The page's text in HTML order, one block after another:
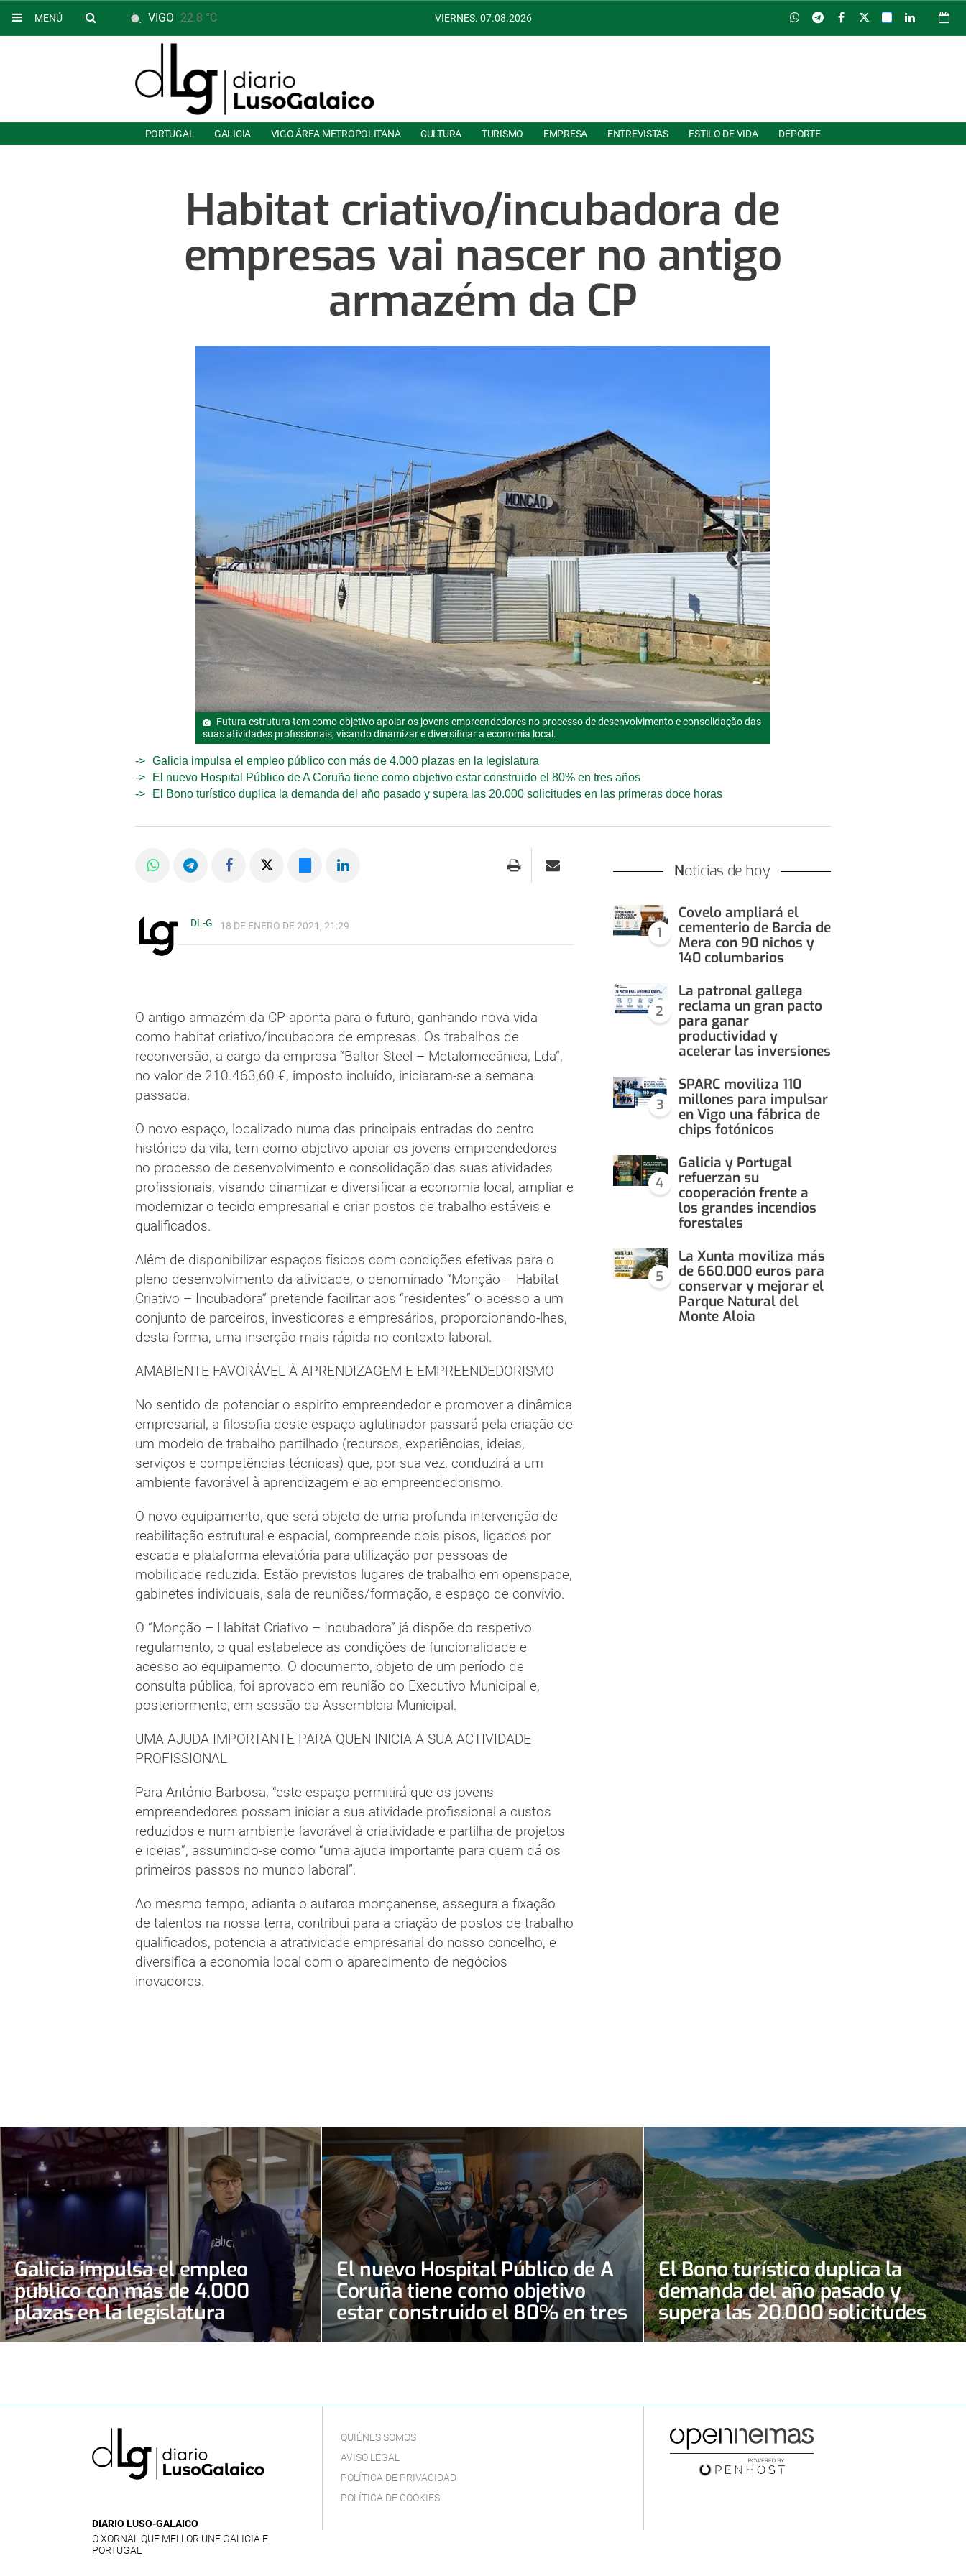
MENÚ VIGO 22.8 °C VIERNES. 07.08.2026
PORTUGAL GALICIA VIGO ÁREA METROPOLITANA CULTURA TURISMO EMPRESA ENTREVISTAS ESTILO DE VIDA DEPORTE
Habitat criativo/incubadora de
empresas vai nascer no antigo
armazém da CP
Futura estrutura tem como objetivo apoiar os jovens empreendedores no processo de desenvolvimento e consolidação das
suas atividades profissionais, visando dinamizar e diversificar a economia local.
Galicia impulsa el empleo público con más de 4.000 plazas en la legislatura
El nuevo Hospital Público de A Coruña tiene como objetivo estar construido el 80% en tres años
El Bono turístico duplica la demanda del año pasado y supera las 20.000 solicitudes en las primeras doce horas
DL-G 18 DE ENERO DE 2021, 21:29
O antigo armazém da CP aponta para o futuro, ganhando nova vida
como habitat criativo/incubadora de empresas. Os trabalhos de
reconversão, a cargo da empresa “Baltor Steel – Metalomecânica, Lda”,
no valor de 210.463,60 €, imposto incluído, iniciaram-se a semana
passada.
O novo espaço, localizado numa das principais entradas do centro
histórico da vila, tem como objetivo apoiar os jovens empreendedores
no processo de desenvolvimento e consolidação das suas atividades
profissionais, visando dinamizar e diversificar a economia local, ampliar e
modernizar o tecido empresarial e criar postos de trabalho estáveis e
qualificados.
Além de disponibilizar espaços físicos com condições efetivas para o
pleno desenvolvimento da atividade, o denominado “Monção – Habitat
Criativo – Incubadora” pretende facilitar aos “residentes” o acesso a um
conjunto de parceiros, investidores e empresários, proporcionando-lhes,
desta forma, uma inserção mais rápida no contexto laboral.
AMABIENTE FAVORÁVEL À APRENDIZAGEM E EMPREENDEDORISMO
No sentido de potenciar o espirito empreendedor e promover a dinâmica
empresarial, a filosofia deste espaço aglutinador passará pela criação de
um modelo de trabalho partilhado (recursos, experiências, ideias,
serviços e competências técnicas) que, por sua vez, conduzirá a um
ambiente favorável à aprendizagem e ao empreendedorismo.
O novo equipamento, que será objeto de uma profunda intervenção de
reabilitação estrutural e espacial, compreende dois pisos, ligados por
escada e plataforma elevatória para utilização por pessoas de
mobilidade reduzida. Estão previstos lugares de trabalho em openspace,
gabinetes individuais, sala de reuniões/formação, e espaço de convívio.
O “Monção – Habitat Criativo – Incubadora” já dispõe do respetivo
regulamento, o qual estabelece as condições de funcionalidade e
acesso ao equipamento. O documento, objeto de um período de
consulta pública, foi aprovado em reunião do Executivo Municipal e,
posteriormente, em sessão da Assembleia Municipal.
UMA AJUDA IMPORTANTE PARA QUEN INICIA A SUA ACTIVIDADE
PROFISSIONAL
Para António Barbosa, “este espaço permitirá que os jovens
empreendedores possam iniciar a sua atividade profissional a custos
reduzidos e num ambiente favorável à criatividade e partilha de projetos
e ideias”, assumindo-se como “uma ajuda importante para quem dá os
primeiros passos no mundo laboral”.
Ao mesmo tempo, adianta o autarca monçanense, assegura a fixação
de talentos na nossa terra, contribui para a criação de postos de trabalho
qualificados, potencia a atratividade empresarial do nosso concelho, e
diversifica a economia local com o aparecimento de negócios
inovadores.
Noticias de hoy
1
Covelo ampliará el
cementerio de Barcia de
Mera con 90 nichos y
140 columbarios
2
La patronal gallega
reclama un gran pacto
para ganar
productividad y
acelerar las inversiones
3
SPARC moviliza 110
millones para impulsar
en Vigo una fábrica de
chips fotónicos
4
Galicia y Portugal
refuerzan su
cooperación frente a
los grandes incendios
forestales
5
La Xunta moviliza más
de 660.000 euros para
conservar y mejorar el
Parque Natural del
Monte Aloia
Galicia impulsa el empleo
público con más de 4.000
plazas en la legislatura
El nuevo Hospital Público de A
Coruña tiene como objetivo
estar construido el 80% en tres
años
El Bono turístico duplica la
demanda del año pasado y
supera las 20.000 solicitudes
en las primeras doce horas
DIARIO LUSO-GALAICO
O XORNAL QUE MELLOR UNE GALICIA E
PORTUGAL
QUIÉNES SOMOS
AVISO LEGAL
POLÍTICA DE PRIVACIDAD
POLÍTICA DE COOKIES